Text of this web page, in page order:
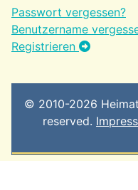
Passwort vergessen?
Benutzername
Registrieren
© 2010-2026
reserved.